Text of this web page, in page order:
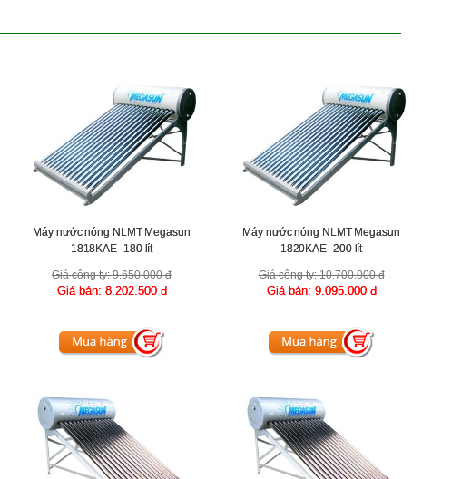
Máy nước nóng NLMT Megasun
1818KAE- 180 lít
Giá công ty:9.650.000 đ
Giá bán: 8.202.500 đ
Máy nước nóng NLMT Megasun
1820KAE- 200 lít
Giá công ty:10.700.000 đ
Giá bán: 9.095.000 đ